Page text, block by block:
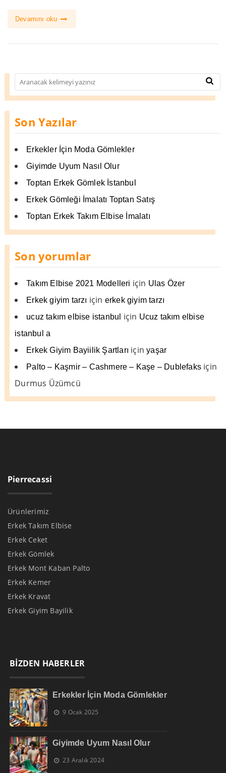
Devamını oku
Son Yazılar
Erkekler İçin Moda Gömlekler
Giyimde Uyum Nasıl Olur
Toptan Erkek Gömlek İstanbul
Erkek Gömleği İmalatı Toptan Satış
Toptan Erkek Takım Elbise İmalatı
Son yorumlar
Takım Elbise 2021 Modelleri için Ulas Özer
Erkek giyim tarzı için erkek giyim tarzı
ucuz takım elbise istanbul
için Ucuz takım elbise
istanbul a
Erkek Giyim Bayiilik Şartları içinyaşar
Palto – Kaşmir – Cashmere – Kaşe – Dublefaksiçin
Durmus Üzümcü
Pierrecassi
Ürünlerimiz
Erkek Takım Elbise
Erkek Ceket
Erkek Gömlek
Erkek Mont Kaban Palto
Erkek Kemer
Erkek Kravat
Erkek Giyim Bayilik
BİZDEN HABERLER
Erkekler İçin Moda Gömlekler
9 Ocak 2025
Giyimde Uyum Nasıl Olur
23 Aralık 2024